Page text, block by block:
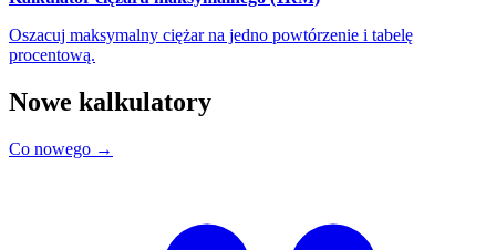
Oszacuj maksymalny ciężar na jedno powtórzenie i tabelę
procentową.
Nowe kalkulatory
Co nowego →